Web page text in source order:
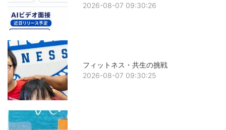
2026-08-07 09:30:26
フィットネス・共生の挑戦
2026-08-07 09:30:25